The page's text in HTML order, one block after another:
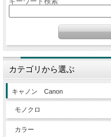
カテゴリから選ぶ
キャノン Canon
モノクロ
カラー